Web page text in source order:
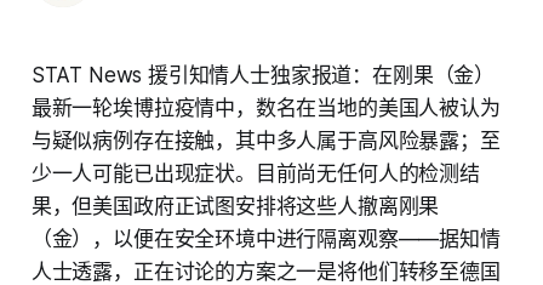
STAT News 援引知情人士独家报道：在刚果（金）
最新一轮埃博拉疫情中，数名在当地的美国人被认为
与疑似病例存在接触，其中多人属于高风险暴露；至
少一人可能已出现症状。目前尚无任何人的检测结
果，但美国政府正试图安排将这些人撤离刚果
（金），以便在安全环境中进行隔离观察——据知情
人士透露，正在讨论的方案之一是将他们转移至德国